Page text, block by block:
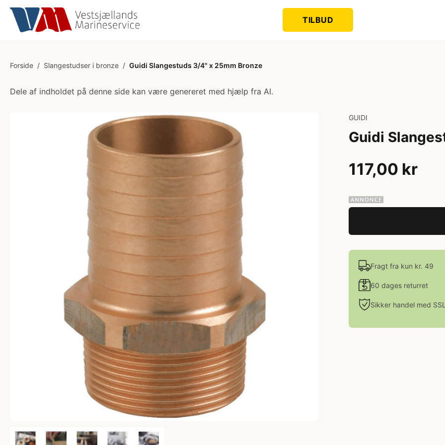
TILBUD
Forside / Slangestudser i bronze / Guidi Slangestuds 3/4" x 25mm Bronze
Dele af indholdet på denne side kan være genereret med hjælp fra AI.
GUIDI
Guidi
117,00 kr
Fragt fra kun kr. 49
60 dages returret
Sikker handel med